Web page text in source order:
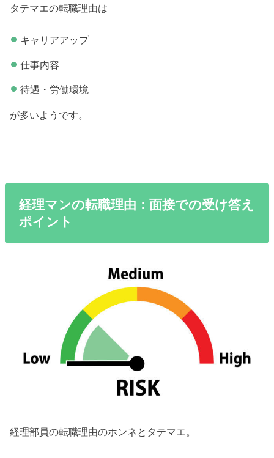
タテマエの転職理由は
キャリアアップ
仕事内容
待遇・労働環境
が多いようです。
経理マンの転職理由：面接での受け答え
ポイント
経理部員の転職理由のホンネとタテマエ。